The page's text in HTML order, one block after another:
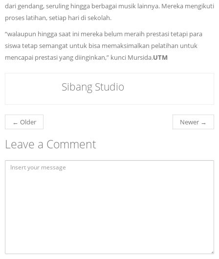
dari gendang, seruling hingga berbagai musik lainnya. Mereka mengikuti
proses latihan, setiap hari di sekolah.
“walaupun hingga saat ini mereka belum meraih prestasi tetapi para
siswa tetap semangat untuk bisa memaksimalkan pelatihan untuk
mencapai prestasi yang diinginkan,” kunci Mursida.UTM
Sibang Studio
← Older Newer →
Leave a Comment